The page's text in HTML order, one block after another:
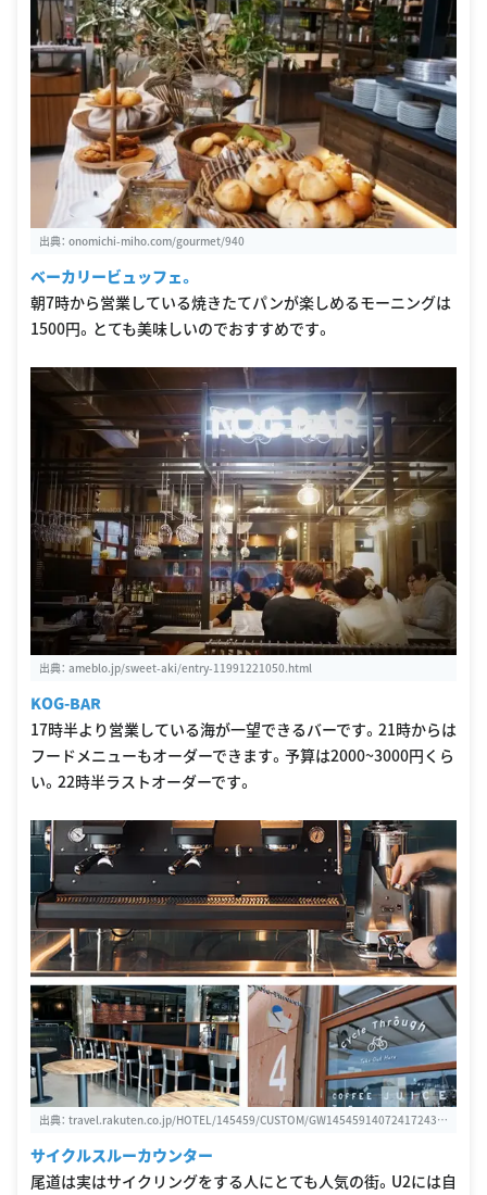
出典： onomichi-miho.com/gourmet/940
ベーカリービュッフェ。
朝7時から営業している焼きたてパンが楽しめるモーニングは
1500円。とても美味しいのでおすすめです。
出典： ameblo.jp/sweet-aki/entry-11991221050.html
KOG-BAR
17時半より営業している海が一望できるバーです。21時からは
フードメニューもオーダーできます。予算は2000~3000円くら
い。22時半ラストオーダーです。
出典： travel.rakuten.co.jp/HOTEL/145459/CUSTOM/GW145459140724172433.
サイクルスルーカウンター
尾道は実はサイクリングをする人にとても人気の街。U2には自